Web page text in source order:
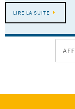
LIRE LA SUITE